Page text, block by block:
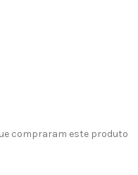
compraram este produto